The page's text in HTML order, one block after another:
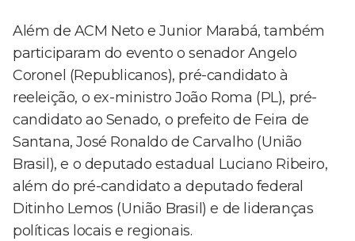
Além de ACM Neto e Junior Marabá, também
participaram do evento o senador Angelo
Coronel (Republicanos), pré-candidato à
reeleição, o ex-ministro João Roma (PL), pré-
candidato ao Senado, o prefeito de Feira de
Santana, José Ronaldo de Carvalho (União
Brasil), e o deputado estadual Luciano Ribeiro,
além do pré-candidato a deputado federal
Ditinho Lemos (União Brasil) e de lideranças
políticas locais e regionais.